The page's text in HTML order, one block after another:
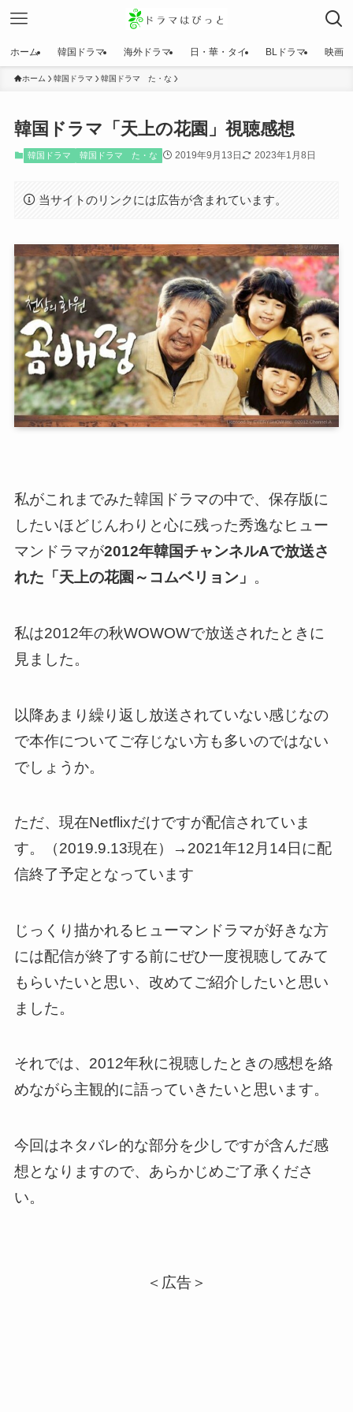
ホーム 韓国ドラマ 海外ドラマ 日・華・タイ BLドラマ 映画
ホーム 韓国ドラマ 韓国ドラマ た・な
韓国ドラマ「天上の花園」視聴感想
韓国ドラマ 韓国ドラマ た・な 2019年9月13日 2023年1月8日
当サイトのリンクには広告が含まれています。
私がこれまでみた韓国ドラマの中で、 保存版に
したいほどじんわりと心に残った秀逸なヒュー
マンドラマが2012年韓国チャンネルAで放送さ
れた「天上の花園～コムベリョン」 。
私は2012年の秋WOWOWで放送されたときに
見ました。
以降あまり繰り返し放送されていない感じなの
で本作についてご存じない方も多いのではない
でしょうか。
ただ、現在Netflixだけですが配信されていま
す。（2019.9.13現在）→2021年12月14日に配
信終了予定となっています
じっくり描かれるヒューマンドラマが好きな方
には配信が終了する前にぜひ一度視聴してみて
もらいたいと思い、改めてご紹介したいと思い
ました。
それでは、2012年秋に視聴したときの感想を絡
めながら主観的に語っていきたいと思います。
今回はネタバレ的な部分を少しですが含んだ感
想となりますので、あらかじめご了承くださ
い。
＜広告＞